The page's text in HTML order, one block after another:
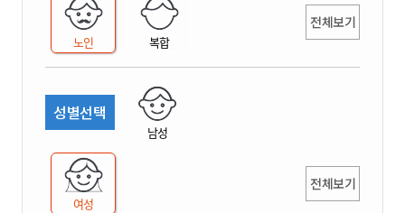
노인 복합
전체보기
성별선택
남성
여성
전체보기